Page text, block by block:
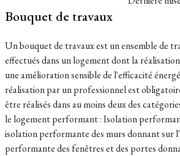
Bouquet de travaux
Un bouquet de travaux est un ensemble de
effectués dans un logement dont la
une amélioration sensible de l'efficacité
réalisation par un professionnel est
être réalisés dans au moins deux des
le logement performant : Isolation
isolation performante des murs donnant sur
performante des fenêtres et des portes